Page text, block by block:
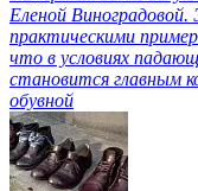
Еленой
практическими
что в условиях
становится главным
обувной